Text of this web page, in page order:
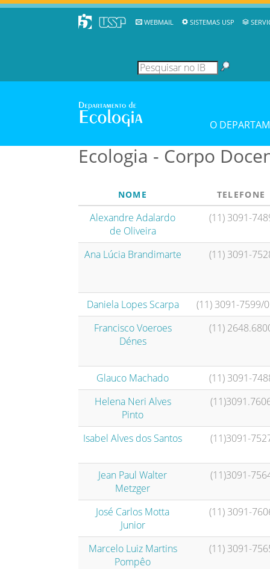
WEBMAIL SISTEMAS USP
O
Ecologia - Corpo
NOME TELEFONE
Alexandre Adalardo
de Oliveira
(11) 3091-
Ana Lúcia Brandimarte (11) 3091-
Daniela Lopes Scarpa
(11) 3091-7599/
Francisco Voeroes
Dénes
(11)
Glauco Machado
(11) 3091-
Helena Neri Alves
Pinto
Isabel Alves dos Santos (11)3091-
Jean Paul Walter
Metzger
(11)3091-
José Carlos Motta
Junior
(11) 3091-
Marcelo Luiz Martins
Pompêo
(11) 3091-